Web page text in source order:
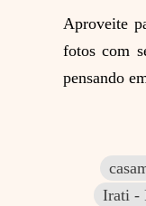
Aproveite
fotos com
pensando
Irati -